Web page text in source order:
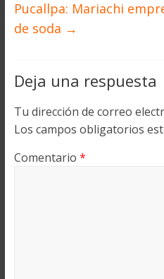
Pucallpa: Mariachi
de soda →
Deja una respuesta
Tu dirección de correo
Los campos obligatorios
Comentario *